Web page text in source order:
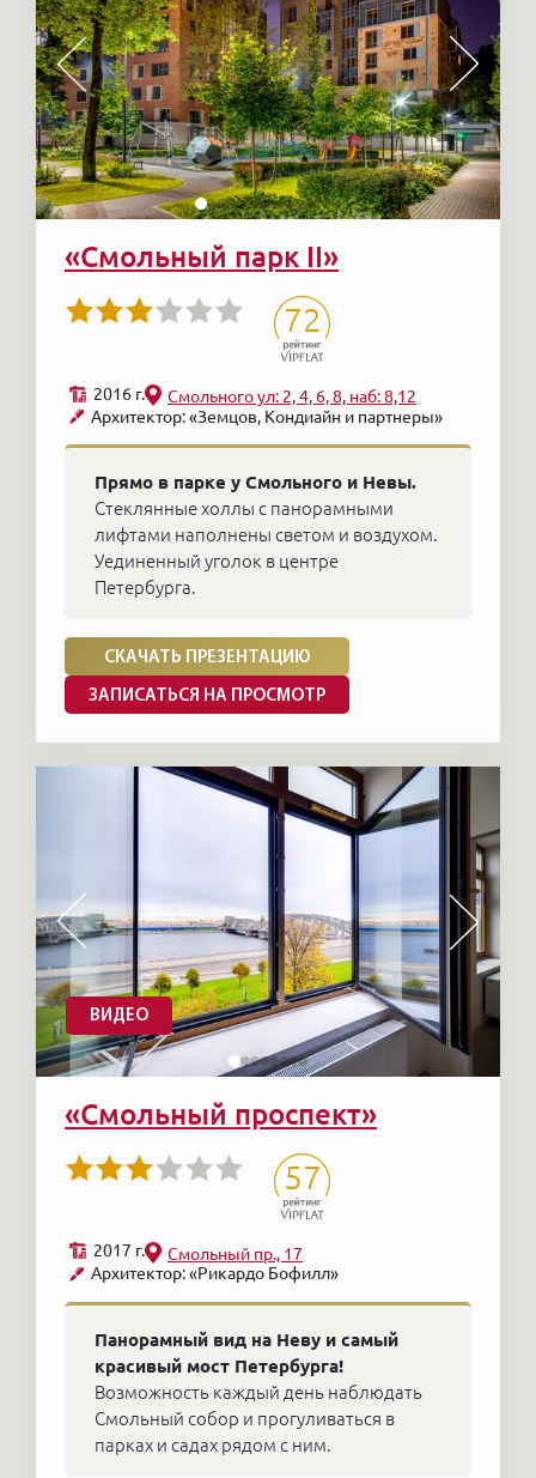
«Смольный парк II»
72
2016 г.
Архитектор: «Земцов, Кондиайн и партнеры»
Смольного ул: 2, 4, 6, 8, наб: 8,12
Прямо в парке у Смольного и Невы.
Стеклянные холлы с панорамными
лифтами наполнены светом и воздухом.
Уединенный уголок в центре
Петербурга.
СКАЧАТЬ ПРЕЗЕНТАЦИЮ
ЗАПИСАТЬСЯ НА ПРОСМОТР
ВИДЕО
«Смольный проспект»
57
2017 г.
Архитектор: «Рикардо Бофилл»
Смольный пр., 17
Панорамный вид на Неву и самый
красивый мост Петербурга!
Возможность каждый день наблюдать
Смольный собор и прогуливаться в
парках и садах рядом с ним.